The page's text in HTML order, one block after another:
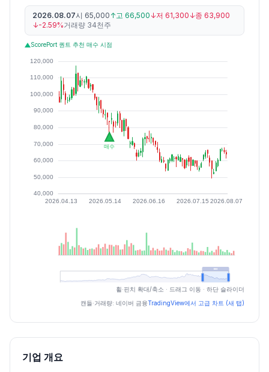
2026.08.07시 65,000 ↑고 66,500↓저 61,300↓종 63,900
↓-2.59%거래량 34천주
ScorePort 퀀트 추천 매수 시점
최근 구간 일별 OHLCV (스크린 리더용)
고가 저가 종가 등락률%거래량
2026.07.06
603006390060100626002.62 21858
2026.07.07
59400638005940062000-0.9629837
2026.07.08
61400
휠·핀치 확대/축소 · 드래그 이동 · 하단 슬라이더
캔들·거래량: 네이버 금융TradingView에서 고급 차트 (새 탭)
기업 개요